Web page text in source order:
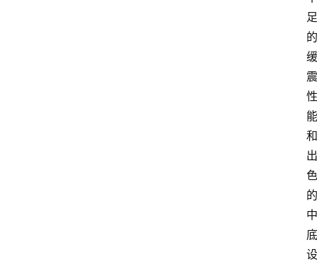
足
的
缓
震
性
能
和
出
色
的
中
底
设